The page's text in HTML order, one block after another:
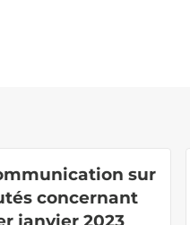
sur
concernant